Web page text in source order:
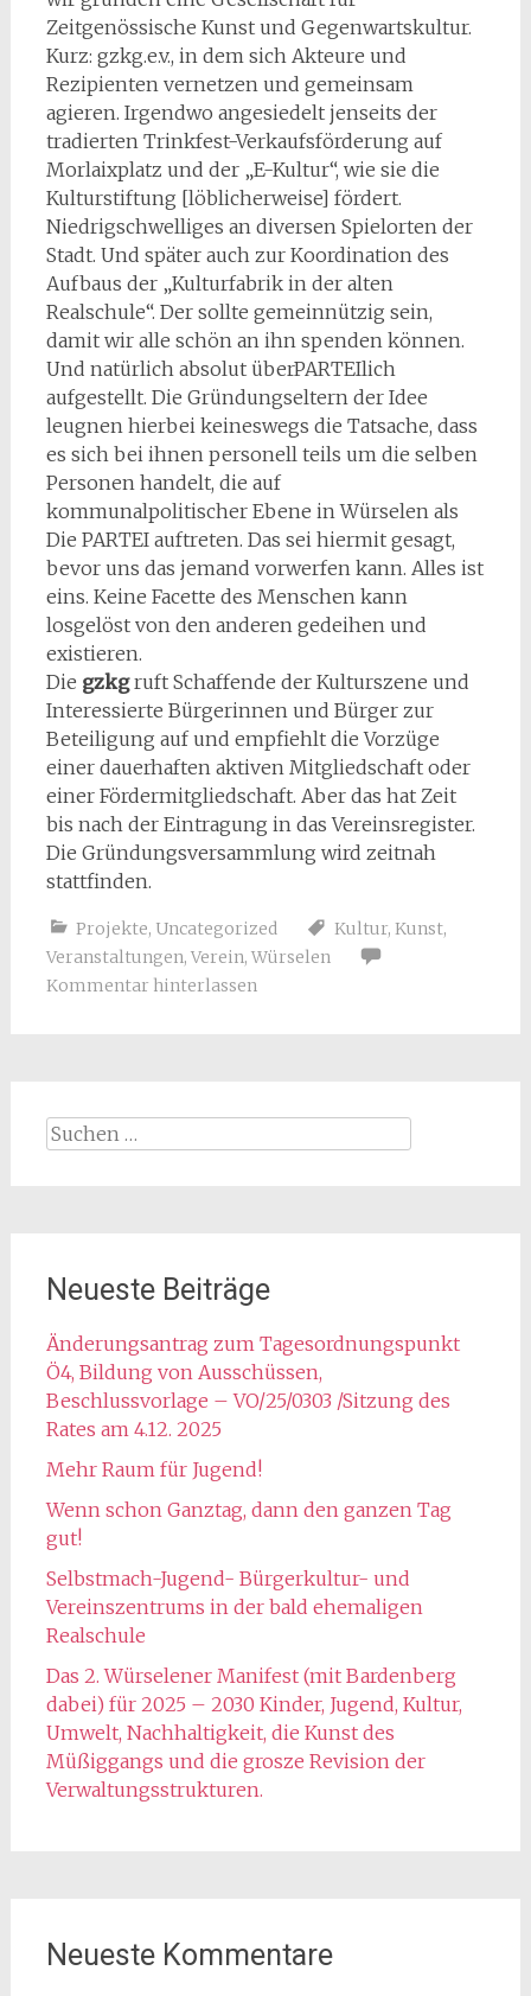
Zeitgenössische Kunst und Gegenwartskultur.
Kurz: gzkg.e.v., in dem sich Akteure und
Rezipienten vernetzen und gemeinsam
agieren. Irgendwo angesiedelt jenseits der
tradierten Trinkfest-Verkaufsförderung auf
Morlaixplatz und der „E-Kultur“, wie sie die
Kulturstiftung [löblicherweise] fördert.
Niedrigschwelliges an diversen Spielorten der
Stadt. Und später auch zur Koordination des
Aufbaus der „Kulturfabrik in der alten
Realschule“. Der sollte gemeinnützig sein,
damit wir alle schön an ihn spenden können.
Und natürlich absolut überPARTEIlich
aufgestellt. Die Gründungseltern der Idee
leugnen hierbei keineswegs die Tatsache, dass
es sich bei ihnen personell teils um die selben
Personen handelt, die auf
kommunalpolitischer Ebene in Würselen als
Die PARTEI auftreten. Das sei hiermit gesagt,
bevor uns das jemand vorwerfen kann. Alles ist
eins. Keine Facette des Menschen kann
losgelöst von den anderen gedeihen und
existieren.
Die gzkgruft Schaffende der Kulturszene und
Interessierte Bürgerinnen und Bürger zur
Beteiligung auf und empfiehlt die Vorzüge
einer dauerhaften aktiven Mitgliedschaft oder
einer Fördermitgliedschaft. Aber das hat Zeit
bis nach der Eintragung in das Vereinsregister.
Die Gründungsversammlung wird zeitnah
stattfinden.
Projekte, Uncategorized Kultur, Kunst,
Veranstaltungen, Verein, Würselen
Kommentar hinterlassen
Suchen
Neueste Beiträge
Änderungsantrag zum Tagesordnungspunkt
Ö4, Bildung von Ausschüssen,
Beschlussvorlage – VO/25/0303 /Sitzung des
Rates am 4.12. 2025
Mehr Raum für Jugend!
Wenn schon Ganztag, dann den ganzen Tag
gut!
Selbstmach-Jugend- Bürgerkultur- und
Vereinszentrums in der bald ehemaligen
Realschule
Das 2. Würselener Manifest (mit Bardenberg
dabei) für 2025 – 2030 Kinder, Jugend, Kultur,
Umwelt, Nachhaltigkeit, die Kunst des
Müßiggangs und die grosze Revision der
Verwaltungsstrukturen.
Neueste Kommentare